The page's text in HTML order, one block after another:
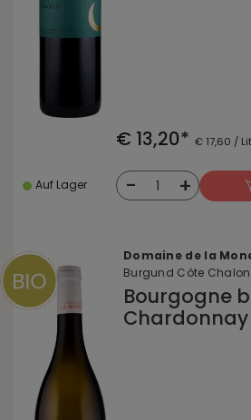
€ 13,20* € 17,60 /
Auf Lager - 1 +
Domaine de la
Burgund Côte
Bourgogne
Chardonnay